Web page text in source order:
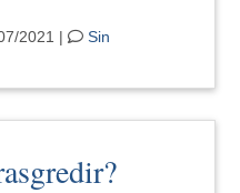
2021 |
Sin